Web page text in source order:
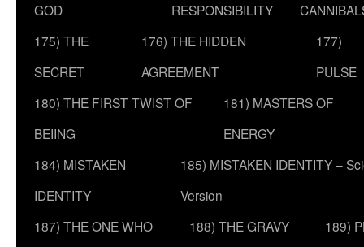
GOD
RESPONSIBILITY
175) THE
SECRET
176) THE HIDDEN
AGREEMENT
177)
PULSE
180) THE FIRST TWIST OF
BEIING
181) MASTERS OF
ENERGY
184) MISTAKEN
IDENTITY
185) MISTAKEN IDENTITY –
Version
187) THE ONE WHO
188) THE GRAVY
189)